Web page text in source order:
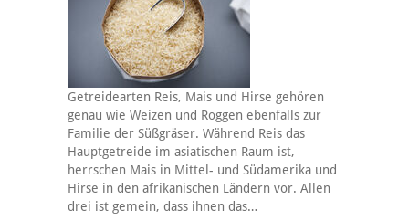
Getreidearten Reis, Mais und Hirse gehören
genau wie Weizen und Roggen ebenfalls zur
Familie der Süßgräser. Während Reis das
Hauptgetreide im asiatischen Raum ist,
herrschen Mais in Mittel- und Südamerika und
Hirse in den afrikanischen Ländern vor. Allen
drei ist gemein, dass ihnen das…